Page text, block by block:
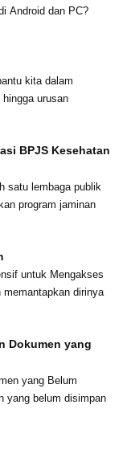
Android dan PC?
kita dalam
urusan
BPJS Kesehatan
program jaminan
untuk Mengakses
Dokumen yang
yang Belum